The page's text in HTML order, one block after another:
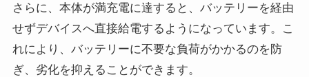
さらに、本体が満充電に達すると、バッテリーを経由
せずデバイスへ直接給電するようになっています。こ
れにより、バッテリーに不要な負荷がかかるのを防
ぎ、劣化を抑えることができます。